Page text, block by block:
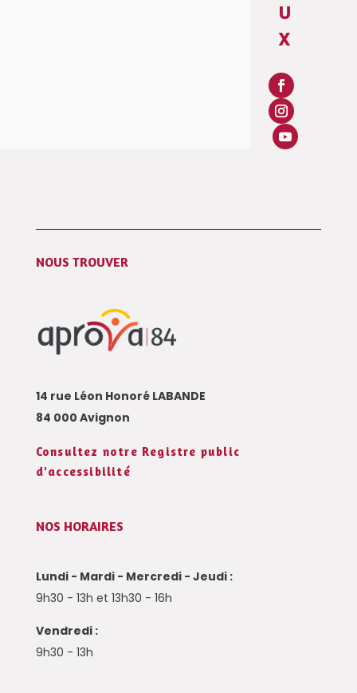
U
X
NOUS TROUVER
14 rue Léon Honoré LABANDE
84 000 Avignon
Consultez notre Registre public
d'accessibilité
NOS HORAIRES
Lundi - Mardi - Mercredi - Jeudi :
9h30 - 13h et 13h30 - 16h
Vendredi :
9h30 - 13h